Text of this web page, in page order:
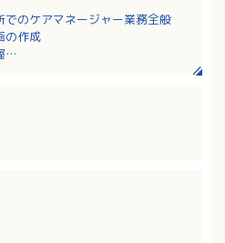
でのケアマネージャー業務全般
の作成